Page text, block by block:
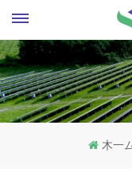
木一